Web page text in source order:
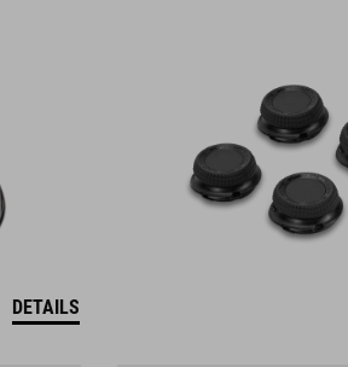
DETAILS